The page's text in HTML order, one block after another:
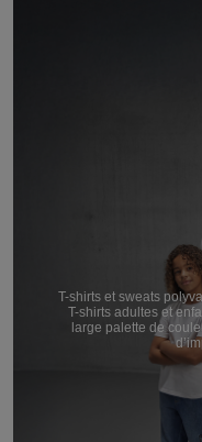
T-shirts et sweats
T-shirts adultes et
large palette de